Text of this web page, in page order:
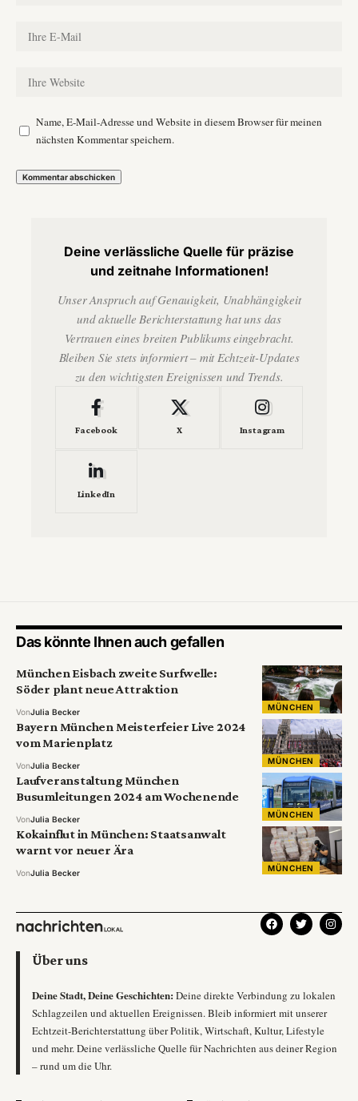
Name, E-Mail-Adresse und Website in diesem Browser für meinen
nächsten Kommentar speichern.
Deine verlässliche Quelle für präzise
und zeitnahe Informationen!
Unser Anspruch auf Genauigkeit, Unabhängigkeit
und aktuelle Berichterstattung hat uns das
Vertrauen eines breiten Publikums eingebracht.
Bleiben Sie stets informiert – mit Echtzeit-Updates
zu den wichtigsten Ereignissen und Trends.
Facebook X Instagram
LinkedIn
Das könnte Ihnen auch gefallen
MÜNCHEN
München Eisbach zweite Surfwelle:
Söder plant neue Attraktion
VonJulia Becker
MÜNCHEN
Bayern München Meisterfeier Live 2024
vom Marienplatz
VonJulia Becker
MÜNCHEN
Laufveranstaltung München
Busumleitungen 2024 am Wochenende
VonJulia Becker
MÜNCHEN
Kokainflut in München: Staatsanwalt
warnt vor neuer Ära
VonJulia Becker
Über uns
Deine Stadt, Deine Geschichten: Deine direkte Verbindung zu lokalen
Schlagzeilen und aktuellen Ereignissen. Bleib informiert mit unserer
Echtzeit-Berichterstattung über Politik, Wirtschaft, Kultur, Lifestyle
und mehr. Deine verlässliche Quelle für Nachrichten aus deiner Region
– rund um die Uhr.